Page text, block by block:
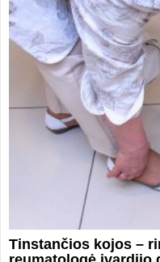
Tinstančios kojos –